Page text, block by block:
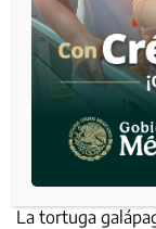
La tortuga